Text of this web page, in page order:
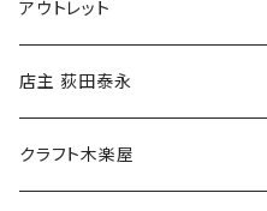
マグカップ
傘
食料品
アウトレット
店主 荻田泰永
書籍
クラフト木楽屋